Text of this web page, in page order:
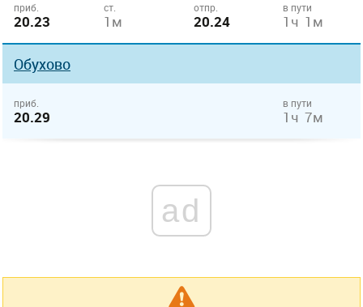
приб.
20.23
ст.
1м
отпр.
20.24
в пути
1ч 1м
Обухово
приб.
20.29
в пути
1ч 7м
ad